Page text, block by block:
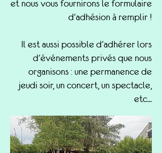
et nous vous fournirons le formulaire
d'adhésion à remplir !
Il est aussi possible d'adhérer lors
d'événements privés que nous
organisons : une permanence de
jeudi soir, un concert, un spectacle,
etc...